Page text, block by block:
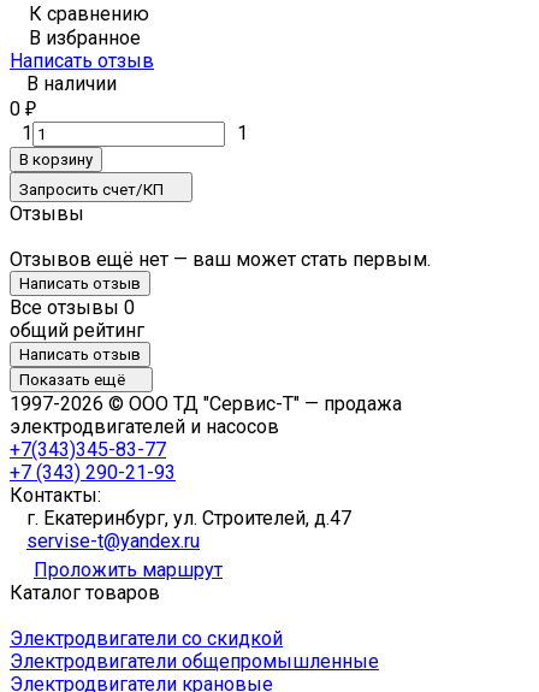
К сравнению
В избранное
Написать отзыв
В наличии
0 ₽
1 1
В корзину
Запросить счет/КП
Отзывы
Отзывов ещё нет — ваш может стать первым.
Написать отзыв
Все отзывы 0
общий рейтинг
Написать отзыв
Показать ещё
1997-2026 © ООО ТД "Сервис-Т" — продажа
электродвигателей и насосов
+7(343)345-83-77
+7 (343) 290-21-93
Контакты:
г. Екатеринбург, ул. Строителей, д.47
servise-t@yandex.ru
Проложить маршрут
Каталог товаров
Электродвигатели со скидкой
Электродвигатели общепромышленные
Электродвигатели крановые